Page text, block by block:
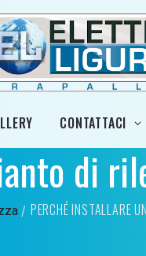
CONTATTACI
di
PERCHÉ INSTALLARE